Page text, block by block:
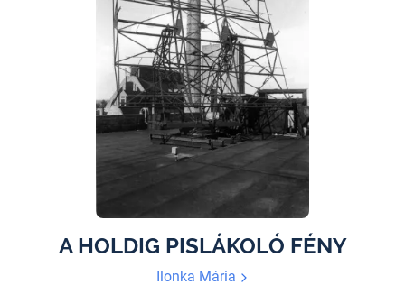
A HOLDIG PISLÁKOLÓ FÉNY
Ilonka Mária